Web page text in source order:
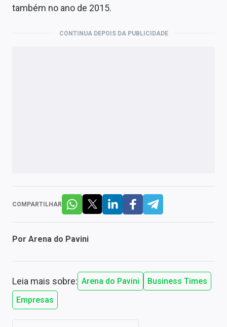
também no ano de 2015.
CONTINUA DEPOIS DA PUBLICIDADE
COMPARTILHAR
Por Arena do Pavini
Leia mais sobre: Arena do Pavini
Business Times
Empresas